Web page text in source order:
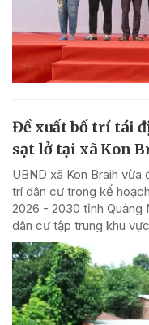
Đề xuất bố trí tái
sạt lở tại xã Kon
UBND xã Kon Braih
trí dân cư trong kế
2026 - 2030 tỉnh Quảng
dân cư tập trung khu